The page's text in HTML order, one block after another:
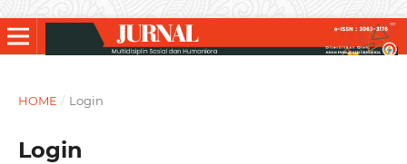
HOME / Login
Login